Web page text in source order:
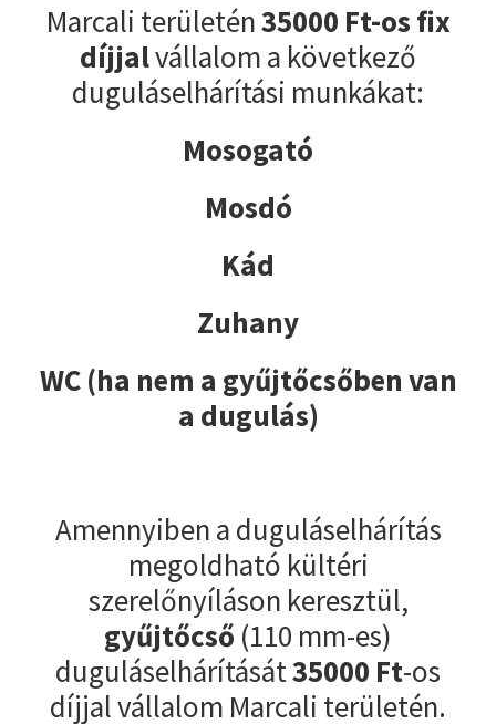
Marcali területén35000 Ft-os fix
díjjalvállalom a következő
duguláselhárítási munkákat:
Mosogató
Mosdó
Kád
Zuhany
WC (ha nem a gyűjtőcsőben van
a dugulás)
Amennyiben a duguláselhárítás
megoldható kültéri
szerelőnyíláson keresztül,
gyűjtőcső (110 mm-es)
duguláselhárítását35000 Ft-os
díjjal vállalom Marcali területén.